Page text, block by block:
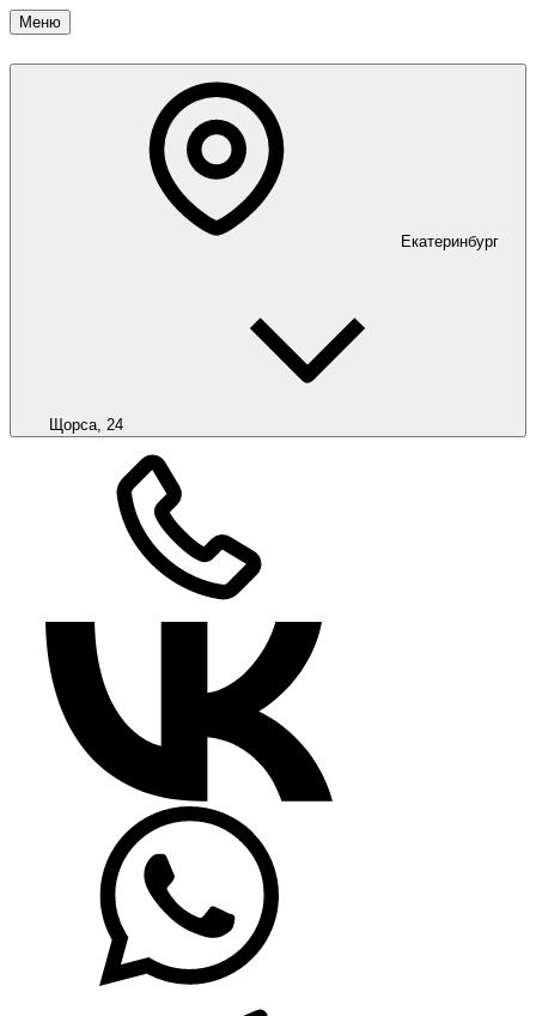
Меню
Екатеринбург
Щорса, 24